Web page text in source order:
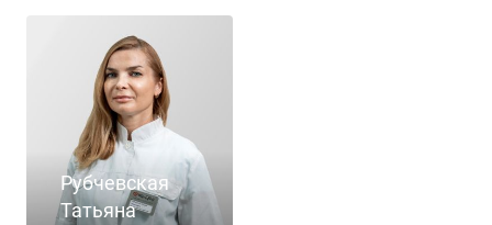
Рубчевская
Татьяна